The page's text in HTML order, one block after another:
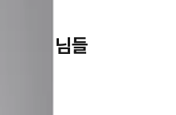
고객님들